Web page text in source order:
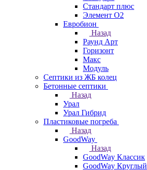
Стандарт плюс
Элемент О2
Евробион
Назад
Раунд Арт
Горизонт
Макс
Модуль
Септики из ЖБ колец
Бетонные септики
Назад
Урал
Урал Гибрид
Пластиковые погреба
Назад
GoodWay
Назад
GoodWay Классик
GoodWay Круглый